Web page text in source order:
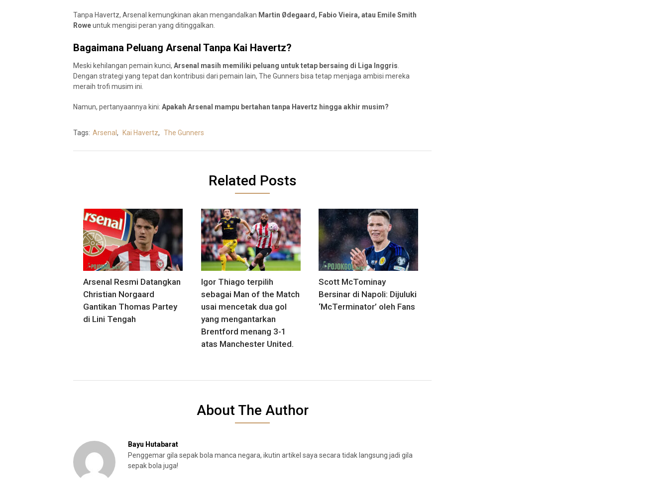
Tanpa Havertz, Arsenal kemungkinan akan mengandalkan Martin Ødegaard, Fabio Vieira, atau Emile Smith
Roweuntuk mengisi peran yang ditinggalkan.
Bagaimana Peluang Arsenal Tanpa Kai Havertz?
Meski kehilangan pemain kunci, Arsenal masih memiliki peluang untuk tetap bersaing di Liga Inggris.
Dengan strategi yang tepat dan kontribusi dari pemain lain, The Gunners bisa tetap menjaga ambisi mereka
meraih trofi musim ini.
Namun, pertanyaannya kini: Apakah Arsenal mampu bertahan tanpa Havertz hingga akhir musim?
Tags: Arsenal, Kai Havertz, The Gunners
Related Posts
Arsenal Resmi Datangkan
Christian Norgaard
Gantikan Thomas Partey
di Lini Tengah
Igor Thiago terpilih
sebagai Man of the Match
usai mencetak dua gol
yang mengantarkan
Brentford menang 3-1
atas Manchester United.
Scott McTominay
Bersinar di Napoli: Dijuluki
‘McTerminator’ oleh Fans
About The Author
Bayu Hutabarat
Penggemar gila sepak bola manca negara, ikutin artikel saya secara tidak langsung jadi gila
sepak bola juga!